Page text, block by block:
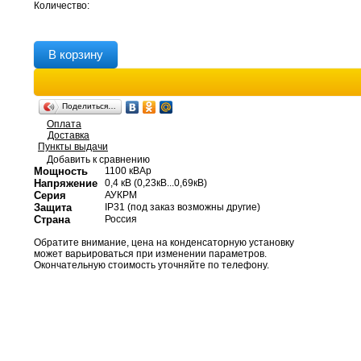
Количество:
В корзину
Поделиться…
Оплата
Доставка
Пункты выдачи
Добавить к сравнению
Мощность 1100 кВАр
Напряжение 0,4 кВ (0,23кВ...0,69кВ)
Серия АУКРМ
Защита IP31 (под заказ возможны другие)
Страна Россия
Обратите внимание, цена на конденсаторную установку
может варьироваться при изменении параметров.
Окончательную стоимость уточняйте по телефону.